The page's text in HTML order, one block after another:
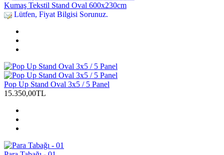
Kumaş Tekstil Stand Oval 600x230cm
Lütfen, Fiyat Bilgisi Sorunuz.
Pop Up Stand Oval 3x5 / 5 Panel
15.350,00TL